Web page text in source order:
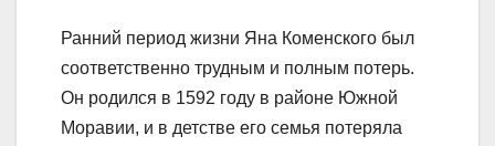
Ранний период жизни Яна Коменского был
соответственно трудным и полным потерь.
Он родился в 1592 году в районе Южной
Моравии, и в детстве его семья потеряла